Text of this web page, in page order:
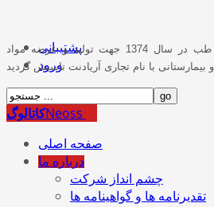
پشتیبانی
ورود
کاتالوگNeoss
صفحه اصلی
درباره ما
چشم انداز شرکت
تقدیرنامه ها و گواهینامه ها
شرکت داروسازی آسیا شیمی طب در سال 1374 جهت تولید و عرضه مواد